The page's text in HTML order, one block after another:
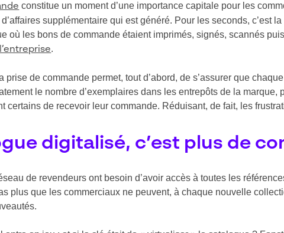
constitue un moment d’une importance capitale pour les
supplémentaire qui est généré. Pour les seconds, c’est
où les bons de commande étaient imprimés, signés, scannés
.
prise de commande permet, tout d’abord, de s’assurer que
le nombre d’exemplaires dans les entrepôts de la
certains de recevoir leur commande. Réduisant, de fait, les
digitalisé, c’est plus de
de revendeurs ont besoin d’avoir accès à toutes les
plus que les commerciaux ne peuvent, à chaque nouvelle